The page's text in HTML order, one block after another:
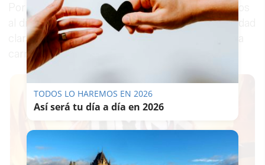
Por ese tramo circulan de media 15.872 vehículos
al día, con un 6% de tráfico pesado, una intensidad
claramente superior a la que puede soportar una
carretera de un solo carril por sentido.
TODOS LO HAREMOS EN 2026
Así será tu día a día en 2026